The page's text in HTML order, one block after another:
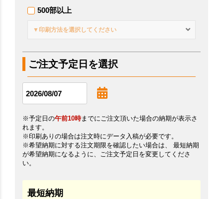
500部以上
▼印刷方法を選択してください
ご注文予定日を選択
※予定日の午前10時までにご注文頂いた場合の納期が表示さ
れます。
※印刷ありの場合は注文時にデータ入稿が必要です。
※希望納期に対する注文期限を確認したい場合は、 最短納期
が希望納期になるように、ご注文予定日を変更してくださ
い。
最短納期